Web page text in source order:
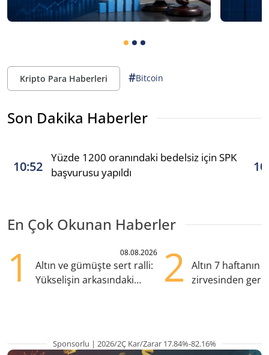
Kripto Para Haberleri #Bitcoin
Son Dakika Haberler
10:52
Yüzde 1200 oranındaki bedelsiz için SPK
başvurusu yapıldı
En Çok Okunan Haberler
1 08.08.2026
Altın ve gümüşte sert ralli:
Yükselişin arkasındaki
2
Altın 7 haftanın
zirvesinden
Sponsorlu | 2026/2Ç Kar/Zarar 17.84%-82.16%